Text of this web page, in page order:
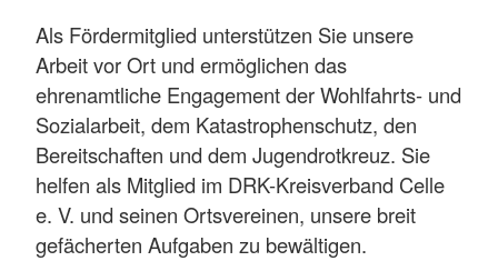
Als Fördermitglied unterstützen Sie unsere
Arbeit vor Ort und ermöglichen das
ehrenamtliche Engagement der Wohlfahrts- und
Sozialarbeit, dem Katastrophenschutz, den
Bereitschaften und dem Jugendrotkreuz. Sie
helfen als Mitglied im DRK-Kreisverband Celle
e. V. und seinen Ortsvereinen, unsere breit
gefächerten Aufgaben zu bewältigen.